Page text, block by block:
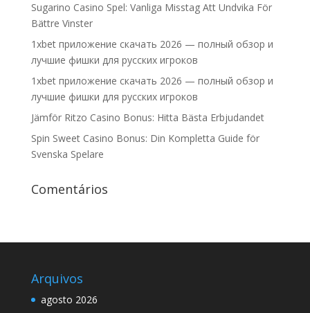
Sugarino Casino Spel: Vanliga Misstag Att Undvika För
Bättre Vinster
1xbet приложение скачать 2026 — полный обзор и
лучшие фишки для русских игроков
1xbet приложение скачать 2026 — полный обзор и
лучшие фишки для русских игроков
Jämför Ritzo Casino Bonus: Hitta Bästa Erbjudandet
Spin Sweet Casino Bonus: Din Kompletta Guide för
Svenska Spelare
Comentários
Arquivos
agosto 2026